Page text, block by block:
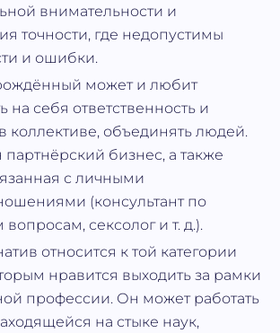
внимательности и
точности, где недопустимы
и ошибки.
может и любит
на себя ответственность и
коллективе, объединять людей.
бизнес, а также
с личными
(консультант по
сексолог и т. д.).
относится к той категории
нравится выходить за рамки
профессии. Он может работать
на стыке наук,